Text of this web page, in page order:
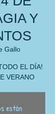
Y
Gallo
EL DÍA!
VERANO
están